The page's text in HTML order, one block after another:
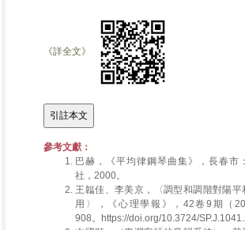
《詳全文》
參考文獻：
巴赫，《平均律鋼琴曲集》，長春市
社，2000。
王韞佳、李美京，〈調型和調階對陽平
用〉，《心理學報》，42卷9期（
908。https://doi.org/10.3724/